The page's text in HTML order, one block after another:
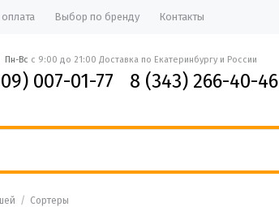
Выбор по бренду Контакты
Пн-Вс с 9:00 до 21:00 Доставка по Екатеринбургу и России
007-01-77 8 (343) 266-40-46
/ Сортеры